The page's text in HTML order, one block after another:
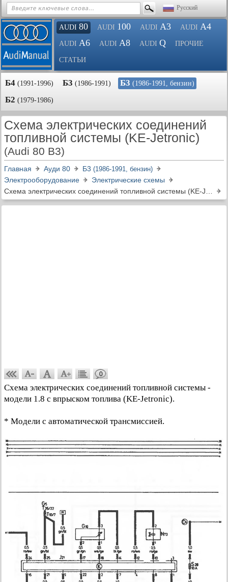
Русский
AUDI 80 AUDI 100 AUDI A3 AUDI A4
AUDI A6 AUDI A8 AUDI Q ПРОЧИЕ
СТАТЬИ
Б4 (1991-1996) Б3 (1986-1991) Б3 (1986-1991, бензин)
Б2 (1979-1986)
Схема электрических соединений
топливной системы (KE-Jetronic)
(Audi 80 B3)
Главная Ауди 80 Б3 (1986-1991, бензин)
Электрооборудование
Электрические схемы
0
Схема электрических соединений топливной системы -
модели 1.8 с впрыском топлива (KE-Jetronic).
* Модели с автоматической трансмиссией.